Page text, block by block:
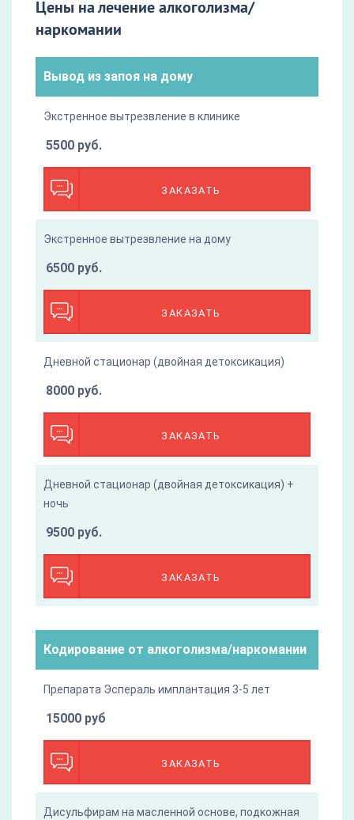
Цены на лечение алкоголизма/
наркомании
Вывод из запоя на дому
Экстренное вытрезвление в клинике
ЗАКАЗАТЬ
5500 руб.
Экстренное вытрезвление на дому
ЗАКАЗАТЬ
6500 руб.
Дневной стационар (двойная детоксикация)
ЗАКАЗАТЬ
8000 руб.
Дневной стационар (двойная детоксикация) +
ночь
ЗАКАЗАТЬ
9500 руб.
Кодирование от алкоголизма/наркомании
Препарата Эспераль имплантация 3-5 лет
ЗАКАЗАТЬ
15000 руб
Дисульфирам на масленной основе, подкожная